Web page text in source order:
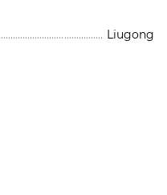
Liugong